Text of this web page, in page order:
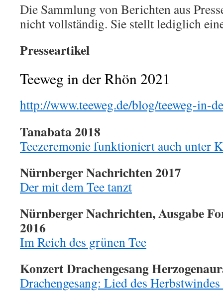
Die Sammlung von Berichten aus
nicht vollständig. Sie stellt lediglich
Presseartikel
Teeweg in der Rhön 2021
http://www.teeweg.de/blog/teeweg-in-
Tanabata 2018
Teezeremonie funktioniert auch unter
Nürnberger Nachrichten 2017
Der mit dem Tee tanzt
Nürnberger Nachrichten, Ausgabe
2016
Im Reich des grünen Tee
Konzert Drachengesang
Drachengesang: Lied des